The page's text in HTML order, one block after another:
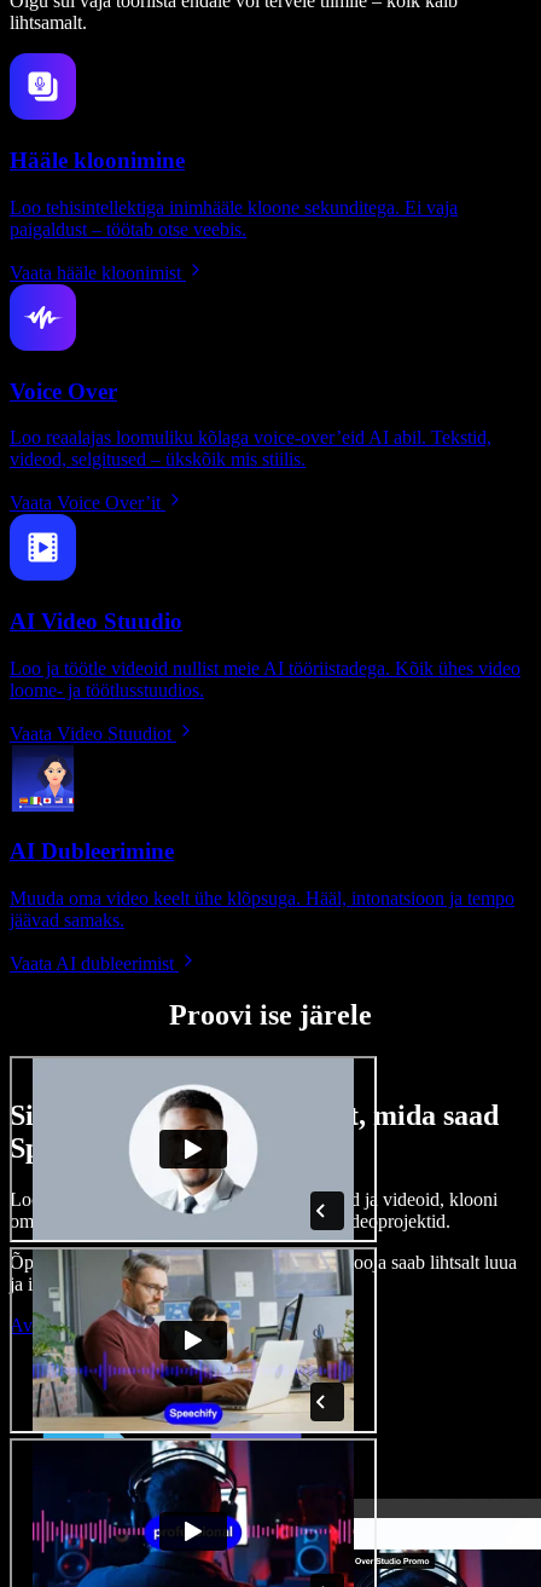
lihtsamalt.
Hääle kloonimine
Loo tehisintellektiga inimhääle kloone sekunditega. Ei vaja
paigaldust – töötab otse veebis.
Vaata hääle kloonimist
Voice Over
Loo reaalajas loomuliku kõlaga voice-over’eid AI abil. Tekstid,
videod, selgitused – ükskõik mis stiilis.
Vaata Voice Over’it
AI Video Stuudio
Loo ja töötle videoid nullist meie AI tööriistadega. Kõik ühes video
loome- ja töötlusstuudios.
Vaata Video Stuudiot
AI Dubleerimine
Muuda oma video keelt ühe klõpsuga. Hääl, intonatsioon ja tempo
jäävad samaks.
Vaata AI dubleerimist
Proovi ise järele
Siin on vaid väike osa sellest, mida saad
Speechify Studioga teha.
Loo voice-over’eid, kasuta tasuta pilte, helisid ja videoid, klooni
oma häält ja pane kokku terviklikud audio-videoprojektid.
Õppimiskõver puudub, kõik töötab veebis – looja saab lihtsalt luua
ja ideed kiiresti ellu viia.
Ava Studio